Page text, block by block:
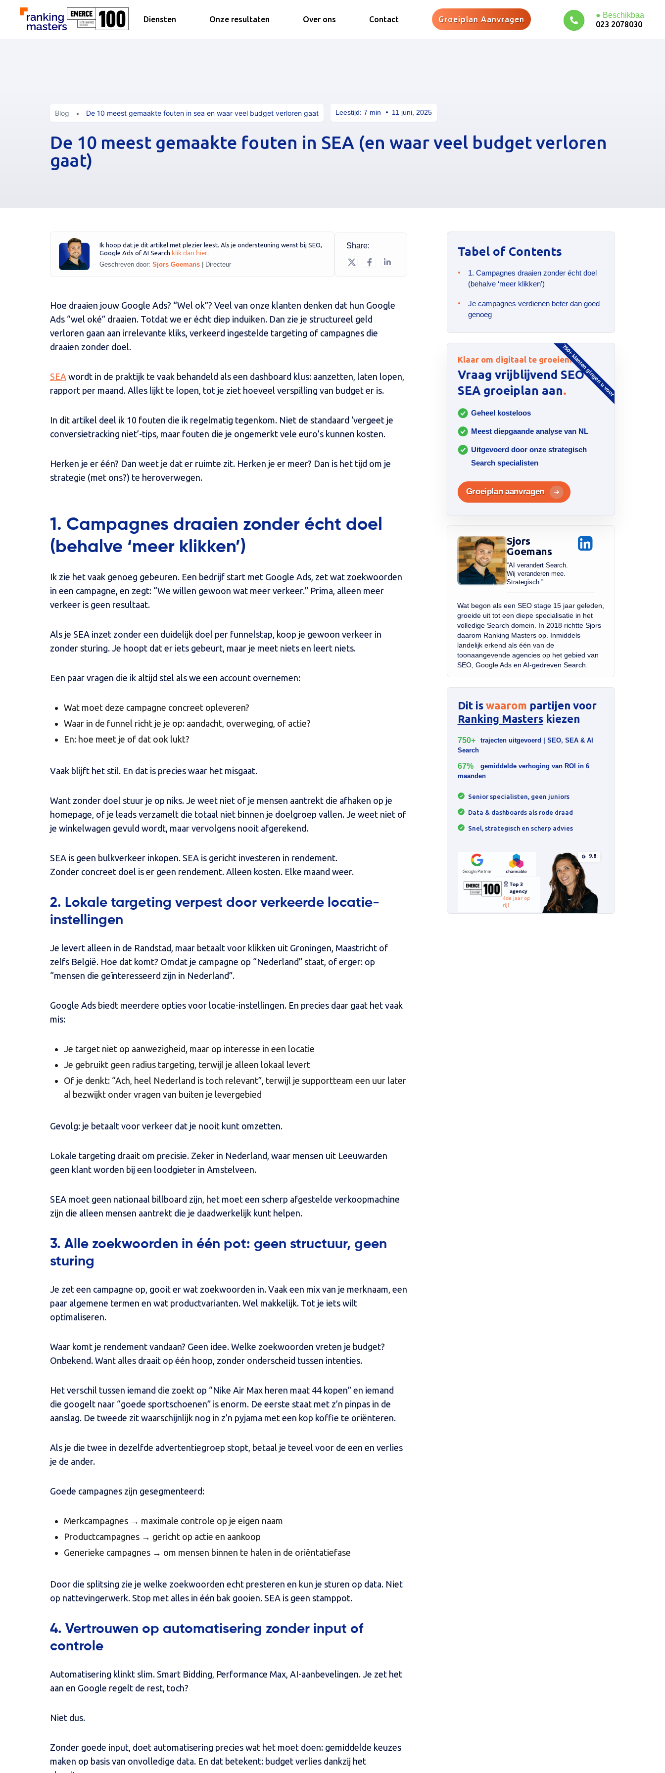
Diensten Onze resultaten Over ons Contact Groeiplan Aanvragen
023 2078030
Blog De 10 meest gemaakte fouten in sea en waar veel budget verloren gaat Leestijd: 7 min 11 juni, 2025
De 10 meest gemaakte fouten in SEA (en waar veel budget verloren
gaat)
Ik hoop dat je dit artikel met plezier leest. Als je ondersteuning wenst bij SEO,
Google Ads of AI Search klik dan hier.
Geschreven door: Sjors Goemans |Directeur
Share:
Hoe draaien jouw Google Ads? “Wel ok”? Veel van onze klanten denken dat hun Google
Ads “wel oké” draaien. Totdat we er écht diep induiken. Dan zie je structureel geld
verloren gaan aan irrelevante kliks, verkeerd ingestelde targeting of campagnes die
draaien zonder doel.
SEAwordt in de praktijk te vaak behandeld als een dashboard klus: aanzetten, laten lopen,
rapport per maand. Alles lijkt te lopen, tot je ziet hoeveel verspilling van budget er is.
In dit artikel deel ik 10 fouten die ik regelmatig tegenkom. Niet de standaard ‘vergeet je
conversietracking niet’-tips, maar fouten die je ongemerkt vele euro’s kunnen kosten.
Herken je er één? Dan weet je dat er ruimte zit. Herken je er meer? Dan is het tijd om je
strategie (met ons?) te heroverwegen.
1. Campagnes draaien zonder écht doel
(behalve ‘meer klikken’)
Ik zie het vaak genoeg gebeuren. Een bedrijf start met Google Ads, zet wat zoekwoorden
in een campagne, en zegt: “We willen gewoon wat meer verkeer.” Prima, alleen meer
verkeer is geen resultaat.
Als je SEA inzet zonder een duidelijk doel per funnelstap, koop je gewoon verkeer in
zonder sturing. Je hoopt dat er iets gebeurt, maar je meet niets en leert niets.
Een paar vragen die ik altijd stel als we een account overnemen:
Wat moet deze campagne concreet opleveren?
Waar in de funnel richt je je op: aandacht, overweging, of actie?
En: hoe meet je of dat ook lukt?
Vaak blijft het stil. En dat is precies waar het misgaat.
Want zonder doel stuur je op niks. Je weet niet of je mensen aantrekt die afhaken op je
homepage, of je leads verzamelt die totaal niet binnen je doelgroep vallen. Je weet niet of
je winkelwagen gevuld wordt, maar vervolgens nooit afgerekend.
SEA is geen bulkverkeer inkopen. SEA is gericht investeren in rendement.
Zonder concreet doel is er geen rendement. Alleen kosten. Elke maand weer.
2. Lokale targeting verpest door verkeerde locatie-
instellingen
Je levert alleen in de Randstad, maar betaalt voor klikken uit Groningen, Maastricht of
zelfs België. Hoe dat komt? Omdat je campagne op “Nederland” staat, of erger: op
“mensen die geïnteresseerd zijn in Nederland”.
Google Ads biedt meerdere opties voor locatie-instellingen. En precies daar gaat het vaak
mis:
Je target niet op aanwezigheid, maar op interesse in een locatie
Je gebruikt geen radius targeting, terwijl je alleen lokaal levert
Of je denkt: “Ach, heel Nederland is toch relevant”, terwijl je supportteam een uur later
al bezwijkt onder vragen van buiten je levergebied
Gevolg: je betaalt voor verkeer dat je nooit kunt omzetten.
Lokale targeting draait om precisie. Zeker in Nederland, waar mensen uit Leeuwarden
geen klant worden bij een loodgieter in Amstelveen.
SEA moet geen nationaal billboard zijn, het moet een scherp afgestelde verkoopmachine
zijn die alleen mensen aantrekt die je daadwerkelijk kunt helpen.
3. Alle zoekwoorden in één pot: geen structuur, geen
sturing
Je zet een campagne op, gooit er wat zoekwoorden in. Vaak een mix van je merknaam, een
paar algemene termen en wat productvarianten. Wel makkelijk. Tot je iets wilt
optimaliseren.
Waar komt je rendement vandaan? Geen idee. Welke zoekwoorden vreten je budget?
Onbekend. Want alles draait op één hoop, zonder onderscheid tussen intenties.
Het verschil tussen iemand die zoekt op “Nike Air Max heren maat 44 kopen” en iemand
die googelt naar “goede sportschoenen” is enorm. De eerste staat met z’n pinpas in de
aanslag. De tweede zit waarschijnlijk nog in z’n pyjama met een kop koffie te oriënteren.
Als je die twee in dezelfde advertentiegroep stopt, betaal je teveel voor de een en verlies
je de ander.
Goede campagnes zijn gesegmenteerd:
Merkcampagnes → maximale controle op je eigen naam
Productcampagnes → gericht op actie en aankoop
Generieke campagnes → om mensen binnen te halen in de oriëntatiefase
Door die splitsing zie je welke zoekwoorden echt presteren en kun je sturen op data. Niet
op nattevingerwerk. Stop met alles in één bak gooien. SEA is geen stamppot.
4. Vertrouwen op automatisering zonder input of
controle
Automatisering klinkt slim. Smart Bidding, Performance Max, AI-aanbevelingen. Je zet het
aan en Google regelt de rest, toch?
Niet dus.
Zonder goede input, doet automatisering precies wat het moet doen: gemiddelde keuzes
maken op basis van onvolledige data. En dat betekent: budget verlies dankzij het
Tabel of Contents
1. Campagnes draaien zonder écht doel
(behalve ‘meer klikken’)
Je campagnes verdienen beter dan goed
genoeg
750+ klanten gingen u voor
Klaar om digitaal te groeien?
Vraag vrijblijvend SEO &
SEA groeiplan aan.
Geheel kosteloos
Meest diepgaande analyse van NL
Uitgevoerd door onze strategisch
Search specialisten
Groeiplan aanvragen
Sjors
Goemans
“AI verandert Search.
Wij veranderen mee.
Strategisch.”
Wat begon als een SEO stage 15 jaar geleden,
groeide uit tot een diepe specialisatie in het
volledige Search domein. In 2018 richtte Sjors
daarom Ranking Masters op. Inmiddels
landelijk erkend als één van de
toonaangevende agencies op het gebied van
SEO, Google Ads en AI-gedreven Search.
Dit is waarom partijen voor
Ranking Masterskiezen
750+
trajecten uitgevoerd | SEO, SEA & AI
Search
67%
gemiddelde verhoging van ROI in 6
maanden
Senior specialisten, geen juniors
Data & dashboards als rode draad
Snel, strategisch en scherp advies
Top 3
agency
4de jaar op
rij!
9.8